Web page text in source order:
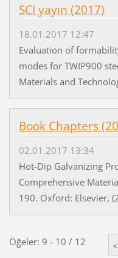
SCI yayın (2017)
18.01.2017 12:47
Evaluation of
modes for TWIP900
Materials and
Book Chapters
02.01.2017 13:34
Hot-Dip Galvanizing
Comprehensive
190. Oxford: Elsevier,
Öğeler: 9 - 10 / 12